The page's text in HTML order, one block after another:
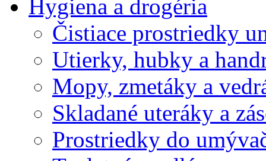
Hygiena a drogéria
Čistiace prostriedky
Utierky, hubky a
Mopy, zmetáky a
Skladané uteráky a
Prostriedky do